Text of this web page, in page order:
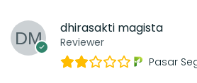
dhirasakti magista
Reviewer
Pasar